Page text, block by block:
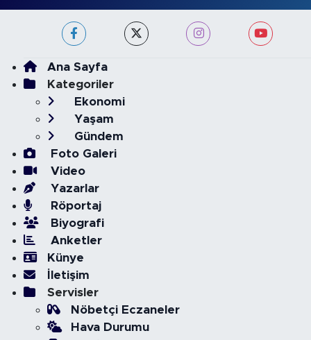
Ana Sayfa
Kategoriler
Ekonomi
Yaşam
Gündem
Foto Galeri
Video
Yazarlar
Röportaj
Biyografi
Anketler
Künye
İletişim
Servisler
Nöbetçi Eczaneler
Hava Durumu